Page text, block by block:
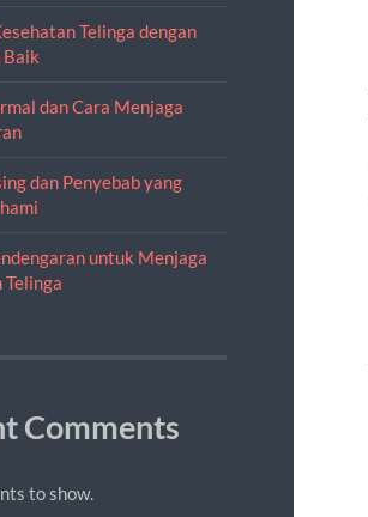
Telinga dengan
Baik
dan Cara Menjaga
dan Penyebab yang
untuk Menjaga
Telinga
Comments
to show.